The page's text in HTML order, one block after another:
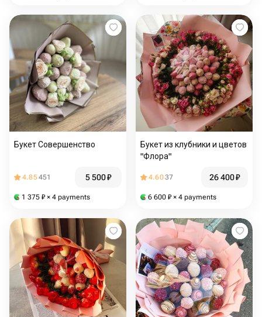
Букет Совершенство
4.85451 5 500₽
1 375 ₽ × 4 payments
Букет из клубники и цветов
"Флора"
4.6037 26 400₽
6 600 ₽ × 4 payments